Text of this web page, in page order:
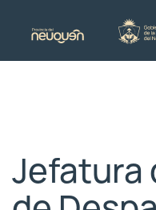
Jefatura